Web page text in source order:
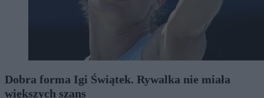
Dobra forma Igi Świątek. Rywalka nie miała
większych szans